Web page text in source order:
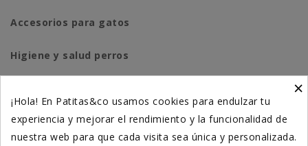
Accesorios para gatos
Higiene y salud perros
Suplementación natural
×
¡Hola! En Patitas&co usamos cookies para endulzar tu
experiencia y mejorar el rendimiento y la funcionalidad de
nuestra web para que cada visita sea única y personalizada.